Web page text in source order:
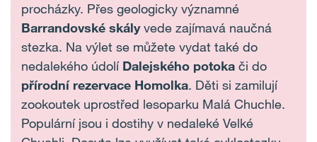
procházky. Přes geologicky významné
Barrandovské skályvede zajímavá naučná
stezka. Na výlet se můžete vydat také do
nedalekého údolíDalejského potoka či do
přírodní rezervace Homolka. Děti si zamilují
zookoutek uprostřed lesoparku Malá Chuchle.
Populární jsou i dostihy v nedaleké Velké